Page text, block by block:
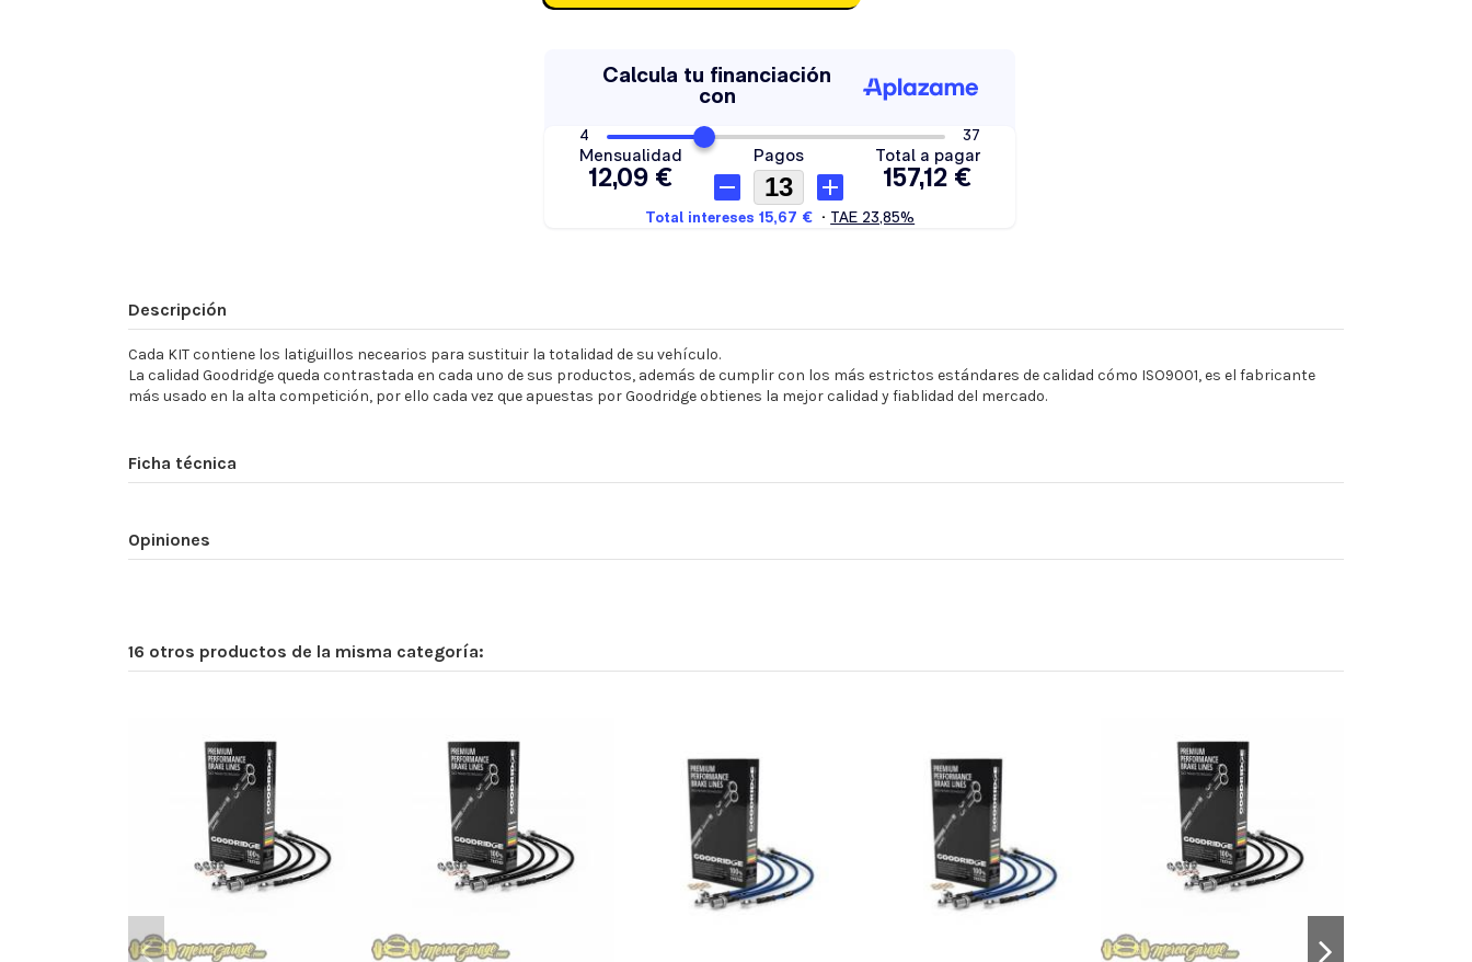
Descripción
Cada KIT contiene los latiguillos necearios para sustituir la totalidad de su vehículo.
La calidad Goodridge queda contrastada en cada uno de sus productos, además de cumplir con los más estrictos estándares de calidad cómo ISO9001, es el fabricante
más usado en la alta competición, por ello cada vez que apuestas por Goodridge obtienes la mejor calidad y fiablidad del mercado.
Ficha técnica
Opiniones
16 otros productos de la misma categoría: